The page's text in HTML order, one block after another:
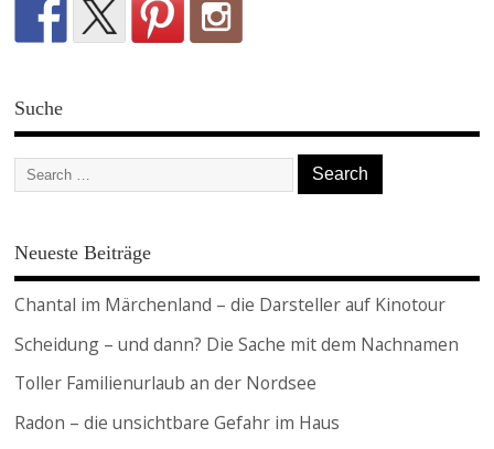
Suche
Neueste Beiträge
Chantal im Märchenland – die Darsteller auf Kinotour
Scheidung – und dann? Die Sache mit dem Nachnamen
Toller Familienurlaub an der Nordsee
Radon – die unsichtbare Gefahr im Haus